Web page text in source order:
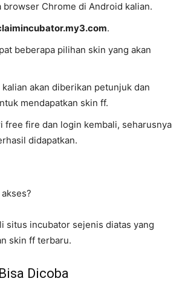
browser Chrome di Android kalian.
.
beberapa pilihan skin yang akan
akan diberikan petunjuk dan
mendapatkan skin ff.
free fire dan login kembali, seharusnya
didapatkan.
situs incubator sejenis diatas yang
skin ff terbaru.
Dicoba